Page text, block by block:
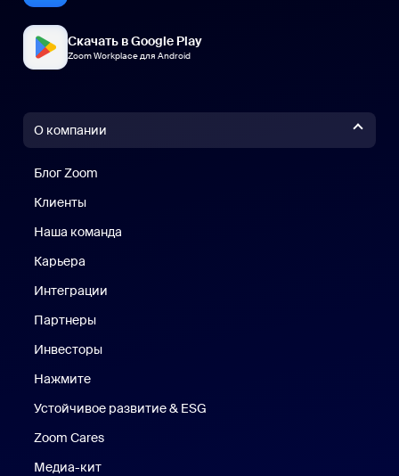
Скачать в Google Play
Zoom Workplace для Android
О компании
Блог Zoom
Клиенты
Наша команда
Карьера
Интеграции
Партнеры
Инвесторы
Нажмите
Устойчивое развитие & ESG
Zoom Cares
Медиа-кит